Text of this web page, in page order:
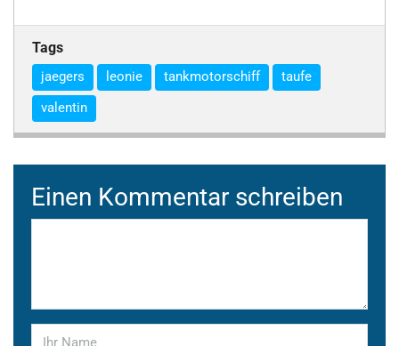
Tags
jaegers leonie tankmotorschiff
taufe
valentin
Einen Kommentar schreiben